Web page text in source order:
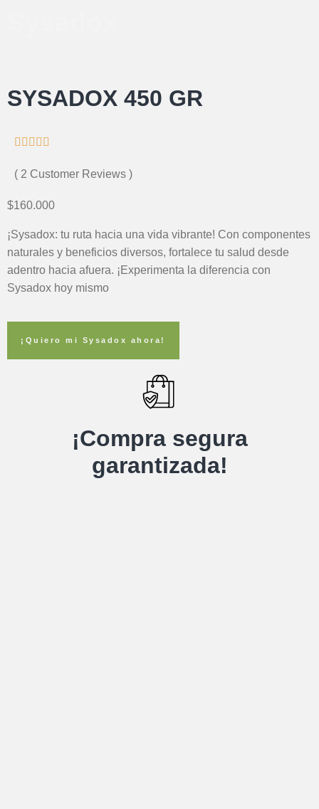
SYSADOX 450 GR
    
( 2 Customer Reviews )
$160.000
¡Sysadox: tu ruta hacia una vida vibrante! Con componentes
naturales y beneficios diversos, fortalece tu salud desde
adentro hacia afuera. ¡Experimenta la diferencia con
Sysadox hoy mismo
¡Quiero mi Sysadox ahora!
¡Compra segura
garantizada!